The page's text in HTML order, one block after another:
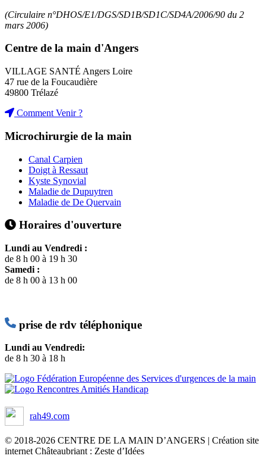
(Circulaire n°DHOS/E1/DGS/SD1B/SD1C/SD4A/2006/90 du 2
mars 2006)
Centre de la main d'Angers
VILLAGE SANTÉ Angers Loire
47 rue de la Foucaudière
49800 Trélazé
Comment Venir ?
Microchirurgie de la main
Canal Carpien
Doigt à Ressaut
Kyste Synovial
Maladie de Dupuytren
Maladie de De Quervain
Horaires d'ouverture
Lundi au Vendredi :
de 8 h 00 à 19 h 30
Samedi :
de 8 h 00 à 13 h 00
prise de rdv téléphonique
Lundi au Vendredi:
de 8 h 30 à 18 h
rah49.com
© 2018-2026 CENTRE DE LA MAIN D’ANGERS | Création site
internet Châteaubriant : Zeste d’Idées